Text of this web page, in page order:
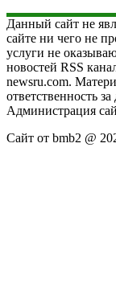
Данный сайт не
сайте ни чего не
услуги не
новостей RSS
newsru.com.
ответственность
Администрация
Сайт от bmb2 @